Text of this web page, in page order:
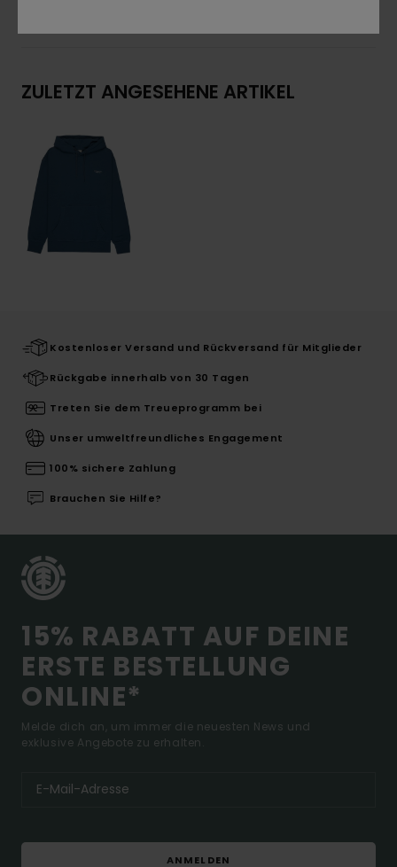
ZULETZT ANGESEHENE ARTIKEL
Kostenloser Versand und Rückversand für Mitglieder
Rückgabe innerhalb von 30 Tagen
Treten Sie dem Treueprogramm bei
Unser umweltfreundliches Engagement
100% sichere Zahlung
Brauchen Sie Hilfe?
15% RABATT AUF DEINE
ERSTE BESTELLUNG
ONLINE*
Melde dich an, um immer die neuesten News und
exklusive Angebote zu erhalten.
ANMELDEN